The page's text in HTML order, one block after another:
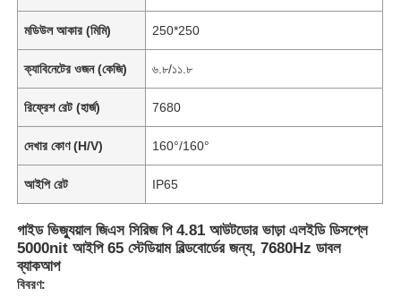
মডিউল আকার (মিমি) 250*250
ক্যাবিনেটের ওজন (কেজি) ৬.৮/১১.৮
রিফ্রেশ রেট (হার্জ) 7680
দেখার কোণ (H/V) 160°/160°
আইপি রেট IP65
গাইড ভিজ্যুয়াল জিএস সিরিজ পি 4.81 আউটডোর ভাড়া এলইডি ডিসপ্লে
5000nit আইপি 65 স্টেডিয়াম বিল্ডবোর্ডের জন্য, 7680Hz ডাবল
ব্যাকআপ
বিবরণ: